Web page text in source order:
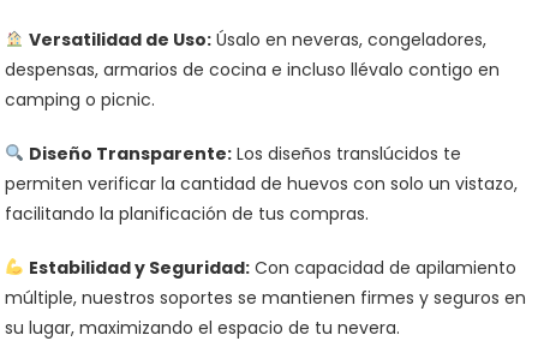
Versatilidad de Uso: Úsalo en neveras, congeladores,
despensas, armarios de cocina e incluso llévalo contigo en
camping o picnic.
Diseño Transparente: Los diseños translúcidos te
permiten verificar la cantidad de huevos con solo un vistazo,
facilitando la planificación de tus compras.
Estabilidad y Seguridad: Con capacidad de apilamiento
múltiple, nuestros soportes se mantienen firmes y seguros en
su lugar, maximizando el espacio de tu nevera.